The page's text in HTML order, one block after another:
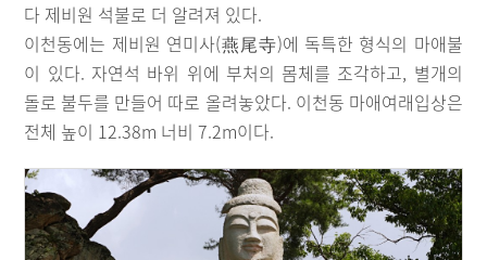
다 제비원 석불로 더 알려져 있다.
이천동에는 제비원 연미사(燕尾寺)에 독특한 형식의 마애불
이 있다. 자연석 바위 위에 부처의 몸체를 조각하고, 별개의
돌로 불두를 만들어 따로 올려놓았다. 이천동 마애여래입상은
전체 높이 12.38m 너비 7.2m이다.